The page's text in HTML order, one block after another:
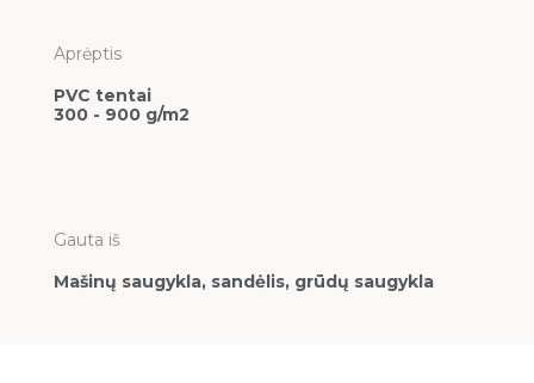
Aprėptis
PVC tentai
300 - 900 g/m2
Gauta iš
Mašinų saugykla, sandėlis, grūdų saugykla